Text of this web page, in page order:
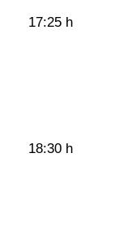
17:25 h
18:30 h